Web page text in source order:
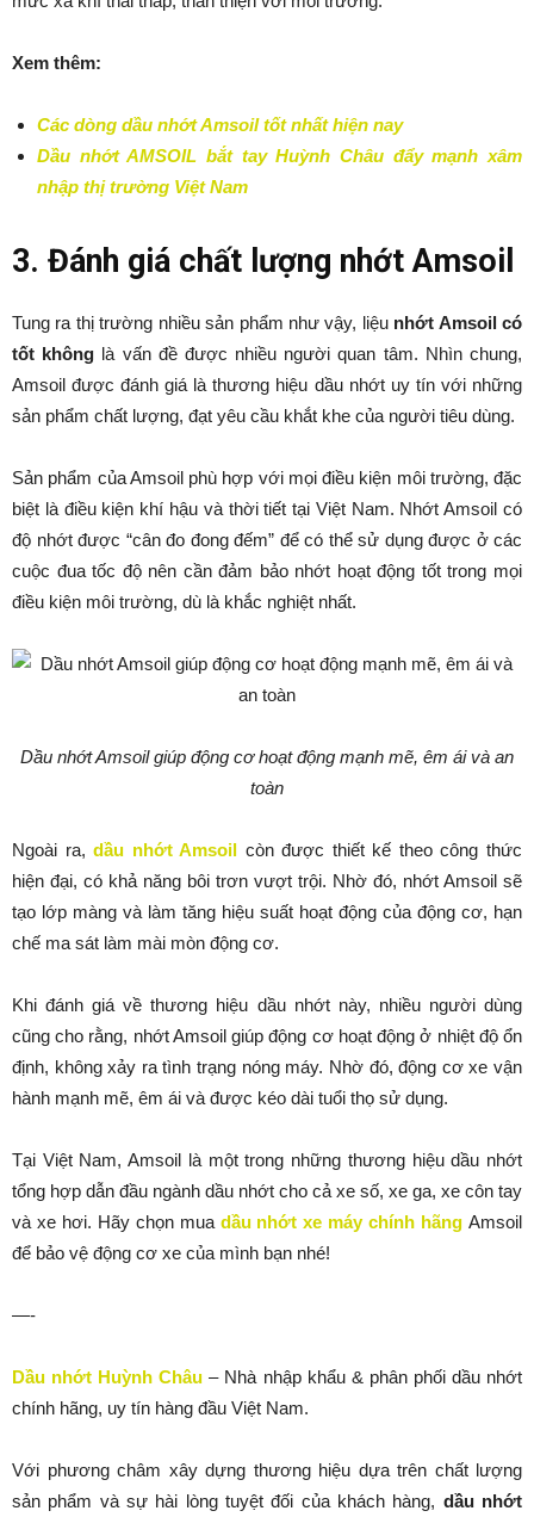
Xem thêm:
Các dòng dầu nhớt Amsoil tốt nhất hiện nay
Dầu nhớt AMSOIL bắt tay Huỳnh Châu đẩy mạnh xâm
nhập thị trường Việt Nam
3. Đánh giá chất lượng nhớt Amsoil
Tung ra thị trường nhiều sản phẩm như vậy, liệu nhớt Amsoil có
tốt không là vấn đề được nhiều người quan tâm. Nhìn chung,
Amsoil được đánh giá là thương hiệu dầu nhớt uy tín với những
sản phẩm chất lượng, đạt yêu cầu khắt khe của người tiêu dùng.
Sản phẩm của Amsoil phù hợp với mọi điều kiện môi trường, đặc
biệt là điều kiện khí hậu và thời tiết tại Việt Nam. Nhớt Amsoil có
độ nhớt được “cân đo đong đếm” để có thể sử dụng được ở các
cuộc đua tốc độ nên cần đảm bảo nhớt hoạt động tốt trong mọi
điều kiện môi trường, dù là khắc nghiệt nhất.
Dầu nhớt Amsoil giúp động cơ hoạt động mạnh mẽ, êm ái và an
toàn
Ngoài ra,dầu nhớt Amsoil còn được thiết kế theo công thức
hiện đại, có khả năng bôi trơn vượt trội. Nhờ đó, nhớt Amsoil sẽ
tạo lớp màng và làm tăng hiệu suất hoạt động của động cơ, hạn
chế ma sát làm mài mòn động cơ.
Khi đánh giá về thương hiệu dầu nhớt này, nhiều người dùng
cũng cho rằng, nhớt Amsoil giúp động cơ hoạt động ở nhiệt độ ổn
định, không xảy ra tình trạng nóng máy. Nhờ đó, động cơ xe vận
hành mạnh mẽ, êm ái và được kéo dài tuổi thọ sử dụng.
Tại Việt Nam, Amsoil là một trong những thương hiệu dầu nhớt
tổng hợp dẫn đầu ngành dầu nhớt cho cả xe số, xe ga, xe côn tay
và xe hơi. Hãy chọn mua dầu nhớt xe máy chính hãng Amsoil
để bảo vệ động cơ xe của mình bạn nhé!
—-
Dầu nhớt Huỳnh Châu – Nhà nhập khẩu & phân phối dầu nhớt
chính hãng, uy tín hàng đầu Việt Nam.
Với phương châm xây dựng thương hiệu dựa trên chất lượng
sản phẩm và sự hài lòng tuyệt đối của khách hàng, dầu nhớt